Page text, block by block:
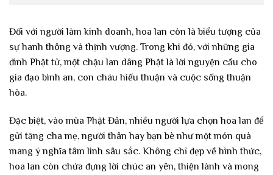
Đối với người làm kinh doanh, hoa lan còn là biểu tượng của
sự hanh thông và thịnh vượng. Trong khi đó, với những gia
đình Phật tử, một chậu lan dâng Phật là lời nguyện cầu cho
gia đạo bình an, con cháu hiếu thuận và cuộc sống thuận
hòa.
Đặc biệt, vào mùa Phật Đản, nhiều người lựa chọn hoa lan để
gửi tặng cha mẹ, người thân hay bạn bè như một món quà
mang ý nghĩa tâm linh sâu sắc. Không chỉ đẹp về hình thức,
hoa lan còn chứa đựng lời chúc an yên, thiện lành và mong